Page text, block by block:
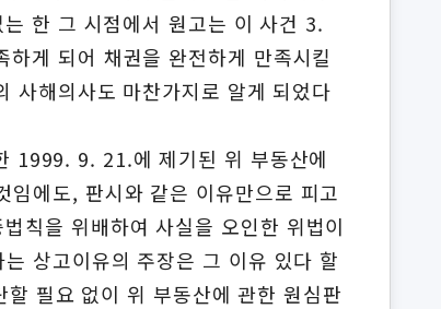
한 그 시점에서 원고는 이 사건 3.
게 되어 채권을 완전하게 만족시킬
사해의사도 마찬가지로 알게 되었다
1999. 9. 21.에 제기된 위 부동산에
에도, 판시와 같은 이유만으로 피고
칙을 위배하여 사실을 오인한 위법이
상고이유의 주장은 그 이유 있다 할
필요 없이 위 부동산에 관한 원심판